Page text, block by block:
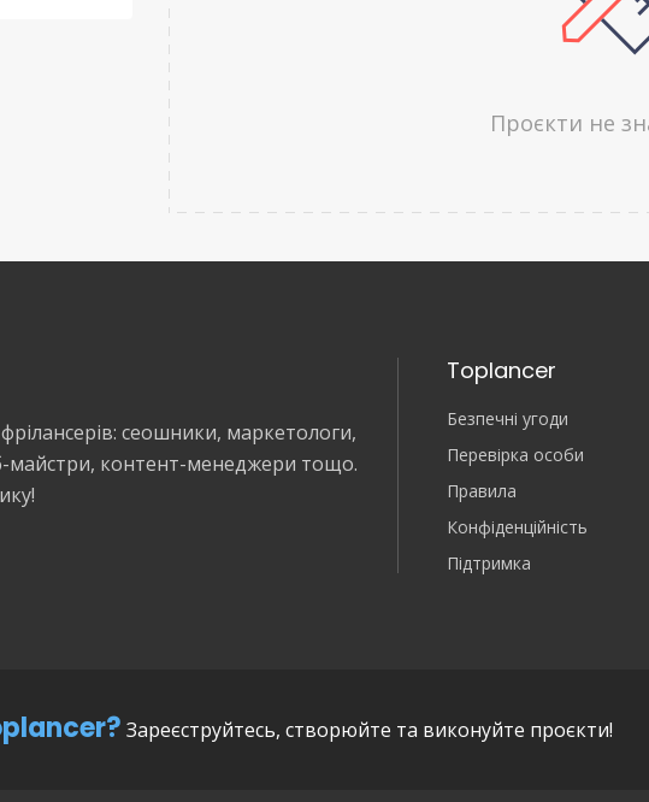
Проєкти не
сеошники, маркетологи,
майстри, контент-менеджери тощо.
Toplancer
Безпечні угоди
Перевірка особи
Правила
Конфіденційність
Підтримка
Зареєструйтесь, створюйте та виконуйте проєкти!